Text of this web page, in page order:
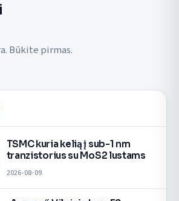
Būkite pirmas.
TSMC kuria kelią į sub-1 nm
tranzistorius su MoS2 lustams
2026-08-09